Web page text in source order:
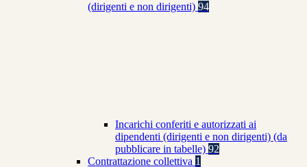
(dirigenti e non dirigenti) 94
Incarichi conferiti e autorizzati ai
dipendenti (dirigenti e non dirigenti) (da
pubblicare in tabelle) 92
Contrattazione collettiva 1